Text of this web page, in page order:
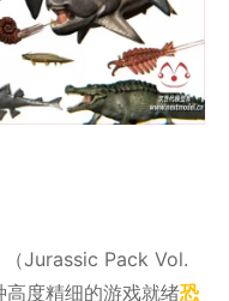
Jurassic Pack Vol.
度精细的游戏就绪恐